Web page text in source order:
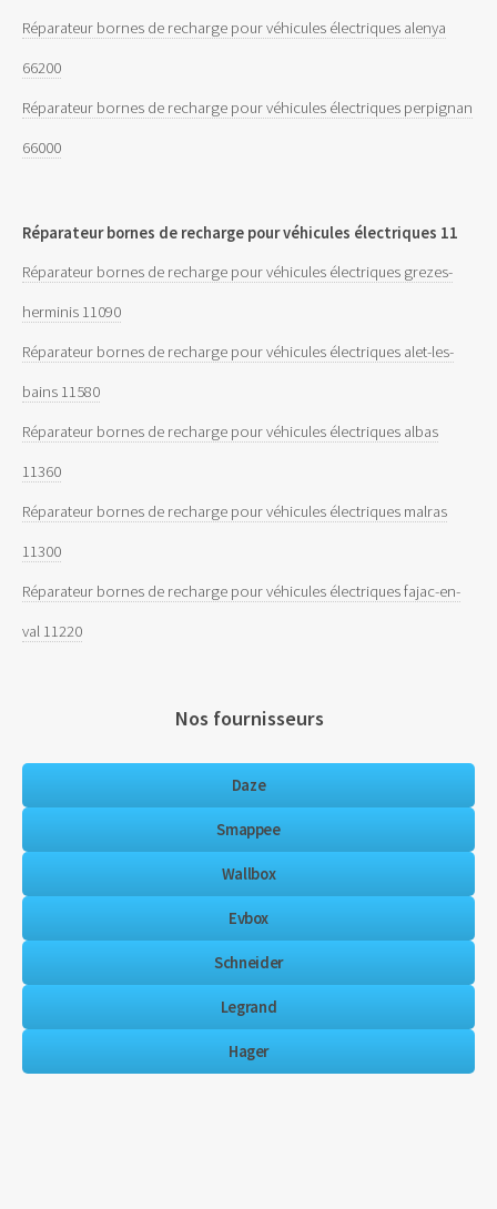
Réparateur bornes de recharge pour véhicules électriques alenya
66200
Réparateur bornes de recharge pour véhicules électriques perpignan
66000
Réparateur bornes de recharge pour véhicules électriques 11
Réparateur bornes de recharge pour véhicules électriques grezes-
herminis 11090
Réparateur bornes de recharge pour véhicules électriques alet-les-
bains 11580
Réparateur bornes de recharge pour véhicules électriques albas
11360
Réparateur bornes de recharge pour véhicules électriques malras
11300
Réparateur bornes de recharge pour véhicules électriques fajac-en-
val 11220
Nos fournisseurs
Daze
Smappee
Wallbox
Evbox
Schneider
Legrand
Hager